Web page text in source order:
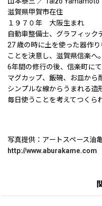
滋賀県甲賀市在住
１９７０年 大阪生まれ
自動車整備士、グラフィック
27 歳の時に土を使った器作
ことを決意し、滋賀県信楽へ。
6年間の修行の後、信楽町にて
マグカップ、飯碗、お皿から
シンプルな線からうまれる造
毎日使うことを考えてつくら
写真提供：アートスペース油
http://www.aburakame.com